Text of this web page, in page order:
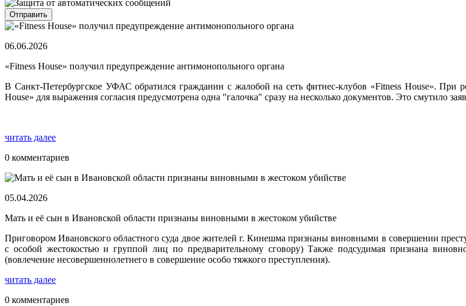
06.06.2026
«Fitness House» получил предупреждение антимонопольного органа
В Санкт-Петербургское УФАС обратился гражданин с жалобой на сеть фитнес-клубов «Fitness House». При
House» для выражения согласия предусмотрена одна "галочка" сразу на несколько документов. Это смутило
читать далее
0 комментариев
05.04.2026
Мать и её сын в Ивановской области признаны виновными в жестоком убийстве
Приговором Ивановского областного суда двое жителей г. Кинешма признаны виновными в совершении
с особой жестокостью и группой лиц по предварительному сговору) Также подсудимая признана
(вовлечение несовершеннолетнего в совершение особо тяжкого преступления).
читать далее
0 комментариев